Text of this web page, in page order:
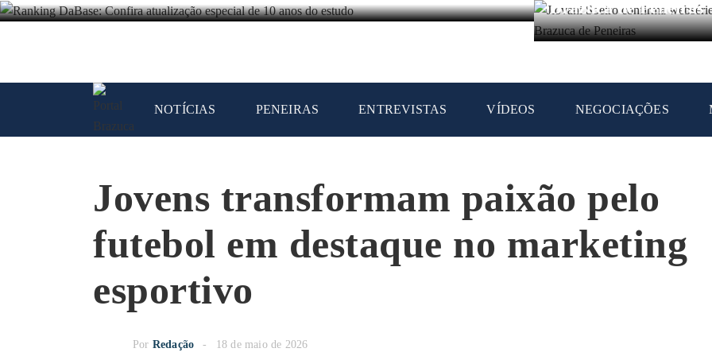
Brazuca de Peneiras
NOTÍCIAS PENEIRAS ENTREVISTAS VÍDEOS NEGOCIAÇÕES
Jovens transformam paixão pelo
futebol em destaque no marketing
esportivo
Por Redação 18 de maio de 2026